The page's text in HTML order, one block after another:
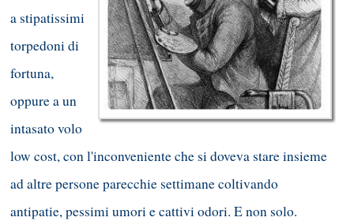
a stipatissimi
torpedoni di
fortuna,
oppure a un
intasato volo
low cost, con l'inconveniente che si doveva stare insieme
ad altre persone parecchie settimane coltivando
antipatie, pessimi umori e cattivi odori. E non solo.